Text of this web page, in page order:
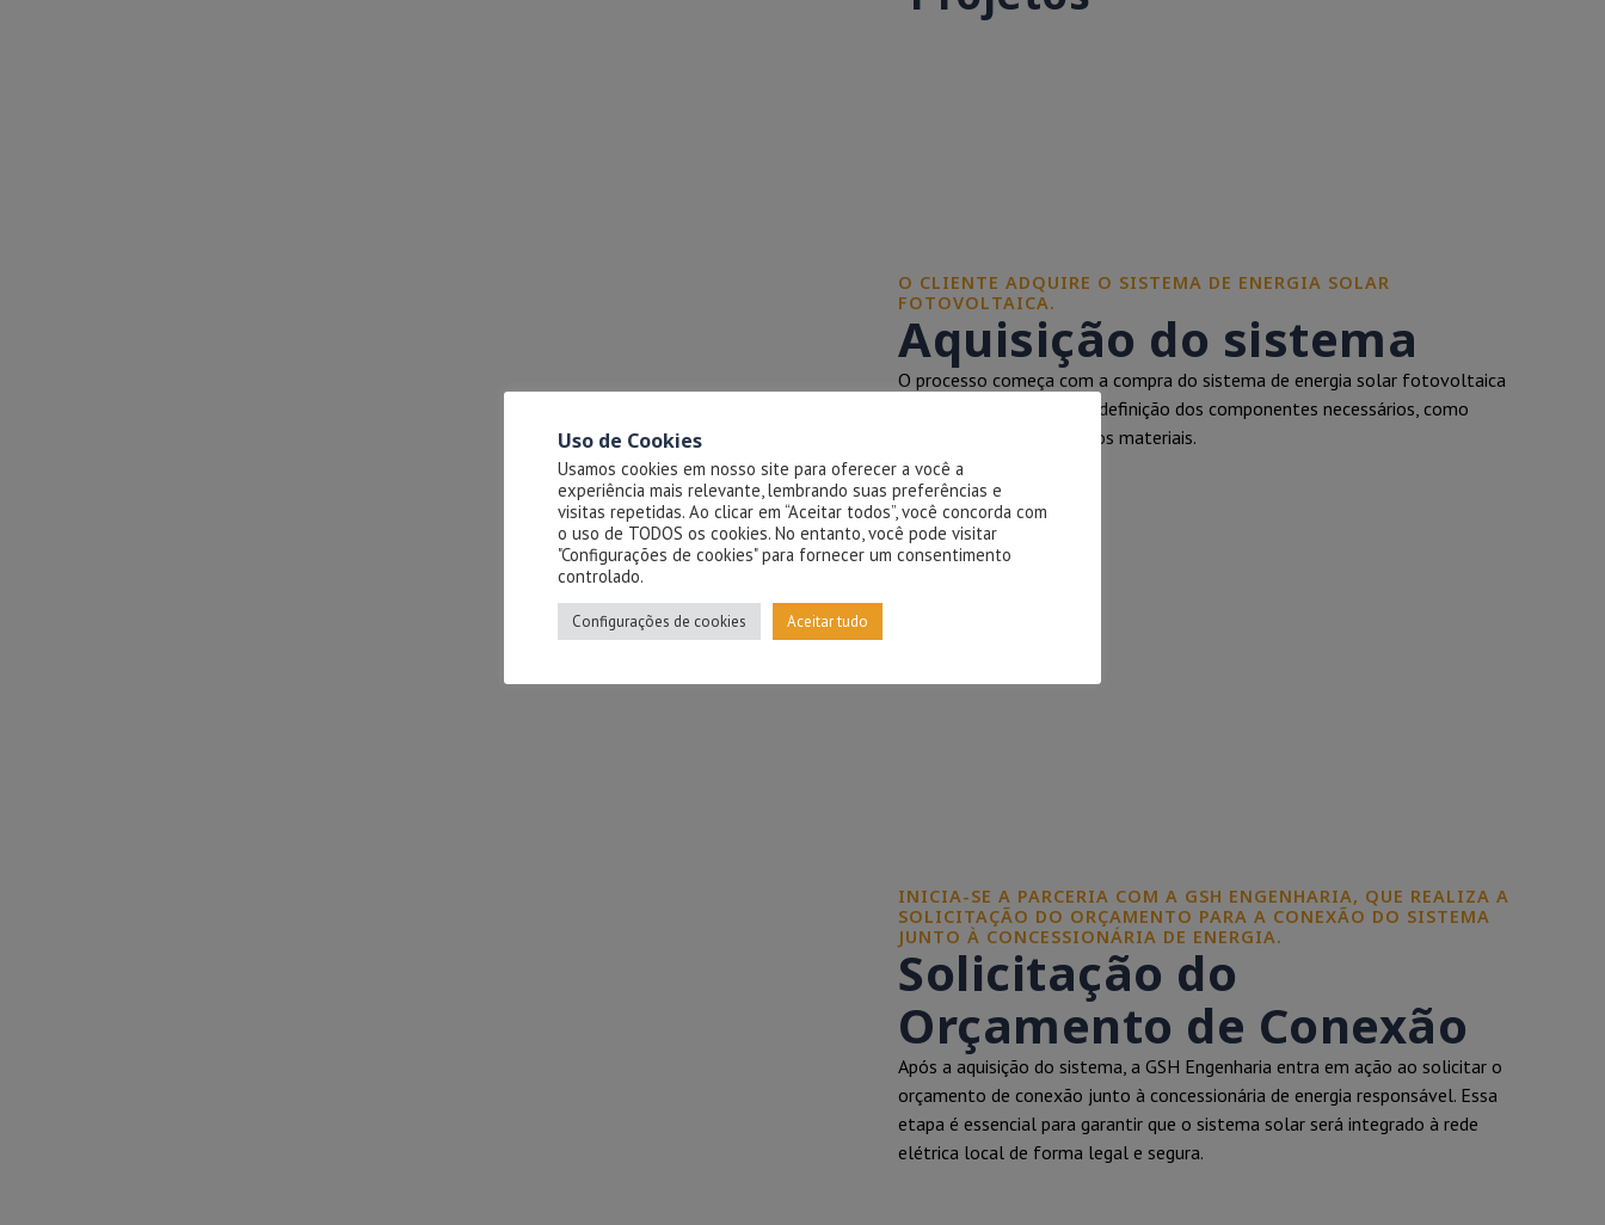
O CLIENTE ADQUIRE O SISTEMA DE ENERGIA SOLAR
FOTOVOLTAICA.
Aquisição do sistema
O processo começa com a compra do sistema de energia solar fotovoltaica
pelo cliente. Isso inclui a definição dos componentes necessários, como
painéis, inversores e outros materiais.
INICIA-SE A PARCERIA COM A GSH ENGENHARIA, QUE REALIZA A
SOLICITAÇÃO DO ORÇAMENTO PARA A CONEXÃO DO SISTEMA
JUNTO À CONCESSIONÁRIA DE ENERGIA.
Solicitação do
Orçamento de Conexão
Após a aquisição do sistema, a GSH Engenharia entra em ação ao solicitar o
orçamento de conexão junto à concessionária de energia responsável. Essa
etapa é essencial para garantir que o sistema solar será integrado à rede
elétrica local de forma legal e segura.
Uso de Cookies
Usamos cookies em nosso site para oferecer a você a
experiência mais relevante, lembrando suas preferências e
visitas repetidas. Ao clicar em “Aceitar todos”, você concorda com
o uso de TODOS os cookies. No entanto, você pode visitar
"Configurações de cookies" para fornecer um consentimento
controlado.
Configurações de cookies Aceitar tudo